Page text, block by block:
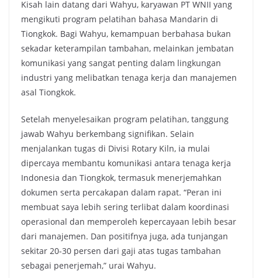
Kisah lain datang dari Wahyu, karyawan PT WNII yang
mengikuti program pelatihan bahasa Mandarin di
Tiongkok. Bagi Wahyu, kemampuan berbahasa bukan
sekadar keterampilan tambahan, melainkan jembatan
komunikasi yang sangat penting dalam lingkungan
industri yang melibatkan tenaga kerja dan manajemen
asal Tiongkok.
Setelah menyelesaikan program pelatihan, tanggung
jawab Wahyu berkembang signifikan. Selain
menjalankan tugas di Divisi Rotary Kiln, ia mulai
dipercaya membantu komunikasi antara tenaga kerja
Indonesia dan Tiongkok, termasuk menerjemahkan
dokumen serta percakapan dalam rapat. “Peran ini
membuat saya lebih sering terlibat dalam koordinasi
operasional dan memperoleh kepercayaan lebih besar
dari manajemen. Dan positifnya juga, ada tunjangan
sekitar 20-30 persen dari gaji atas tugas tambahan
sebagai penerjemah,” urai Wahyu.